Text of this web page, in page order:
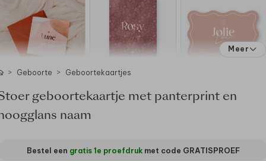
Meer
Geboorte Geboortekaartjes
geboortekaartje met panterprint en
naam
Bestel een gratis 1e proefdrukmet code GRATISPROEF